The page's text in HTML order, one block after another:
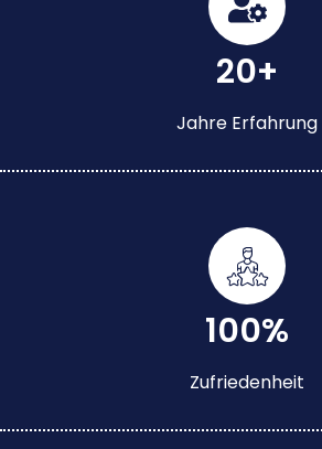
20+
Jahre Erfahrung
100%
Zufriedenheit